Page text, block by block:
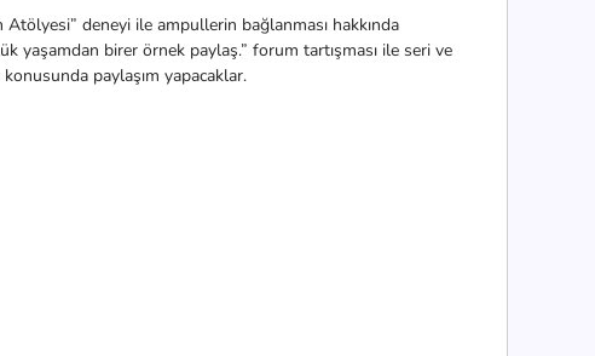
deneyi ile ampullerin bağlanması hakkında
yaşamdan birer örnek paylaş.” forum tartışması ile seri ve
paylaşım yapacaklar.